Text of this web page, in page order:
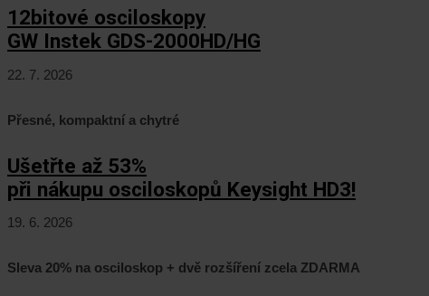
12bitové osciloskopy
GW Instek GDS-2000HD/HG
22. 7. 2026
Přesné, kompaktní a chytré
Ušetřte až 53%
při nákupu osciloskopů Keysight HD3!
19. 6. 2026
Sleva 20% na osciloskop + dvě rozšíření zcela ZDARMA